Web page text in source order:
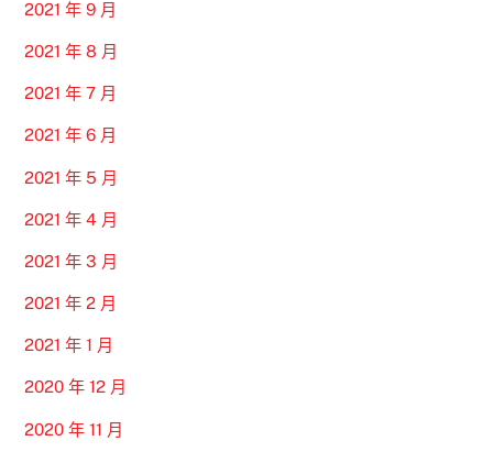
2021 年 9 月
2021 年 8 月
2021 年 7 月
2021 年 6 月
2021 年 5 月
2021 年 4 月
2021 年 3 月
2021 年 2 月
2021 年 1 月
2020 年 12 月
2020 年 11 月